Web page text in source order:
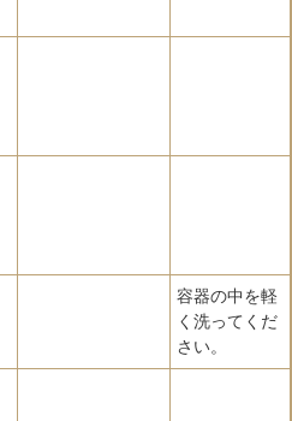
容器の中を軽
く洗ってくだ
さい。